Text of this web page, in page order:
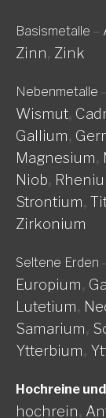
Basismetalle –
Zinn, Zink
Nebenmetalle –
Wismut,
Gallium,
Magnesium,
Niob,
Strontium,
Zirkonium
Seltene Erden
Europium,
Lutetium,
Samarium,
Ytterbium,
Hochreine
hochrein,